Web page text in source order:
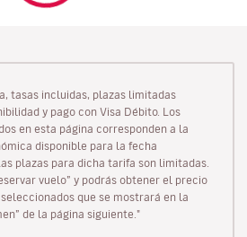
tasas incluidas, plazas limitadas
y pago con Visa Débito. Los
en esta página corresponden a la
disponible para la fecha
plazas para dicha tarifa son limitadas.
vuelo” y podrás obtener el precio
que se mostrará en la
de la página siguiente."